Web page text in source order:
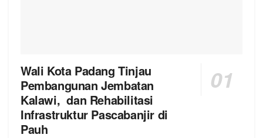
Wali Kota Padang Tinjau
Pembangunan Jembatan
Kalawi, dan Rehabilitasi
Infrastruktur Pascabanjir di
Pauh